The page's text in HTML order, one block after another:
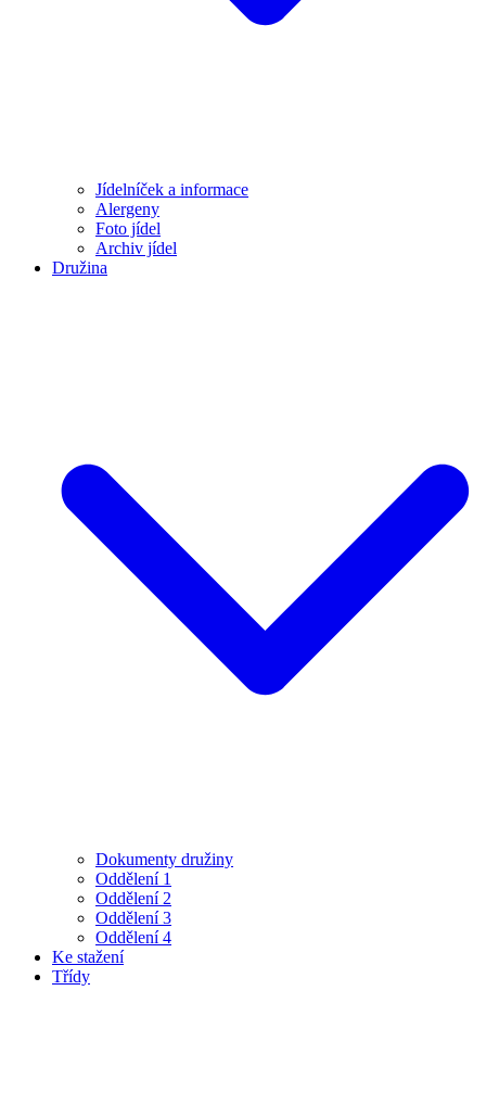
Jídelníček a informace
Alergeny
Foto jídel
Archiv jídel
Družina
Dokumenty družiny
Oddělení 1
Oddělení 2
Oddělení 3
Oddělení 4
Ke stažení
Třídy